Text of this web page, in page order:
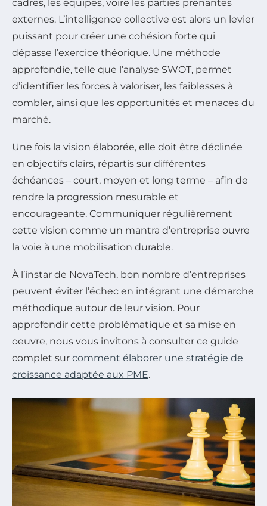
cadres, les équipes, voire les parties prenantes
externes. L’intelligence collective est alors un levier
puissant pour créer une cohésion forte qui
dépasse l’exercice théorique. Une méthode
approfondie, telle que l’analyse SWOT, permet
d’identifier les forces à valoriser, les faiblesses à
combler, ainsi que les opportunités et menaces du
marché.
Une fois la vision élaborée, elle doit être déclinée
en objectifs clairs, répartis sur différentes
échéances – court, moyen et long terme – afin de
rendre la progression mesurable et
encourageante. Communiquer régulièrement
cette vision comme un mantra d’entreprise ouvre
la voie à une mobilisation durable.
À l’instar de NovaTech, bon nombre d’entreprises
peuvent éviter l’échec en intégrant une démarche
méthodique autour de leur vision. Pour
approfondir cette problématique et sa mise en
oeuvre, nous vous invitons à consulter ce guide
complet sur comment élaborer une stratégie de
croissance adaptée aux PME.